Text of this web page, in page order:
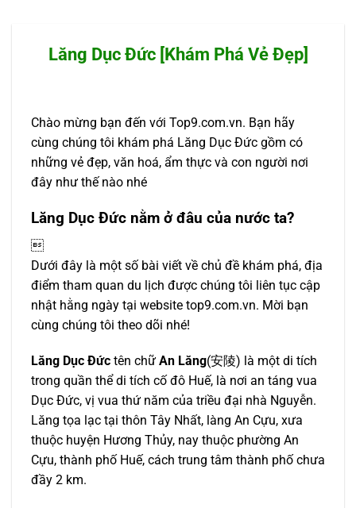
Lăng Dục Đức [Khám Phá Vẻ Đẹp]
Chào mừng bạn đến với Top9.com.vn. Bạn hãy
cùng chúng tôi khám phá Lăng Dục Đức gồm có
những vẻ đẹp, văn hoá, ẩm thực và con người nơi
đây như thế nào nhé
Lăng Dục Đức nằm ở đâu của nước ta?

Dưới đây là một số bài viết về chủ đề khám phá, địa
điểm tham quan du lịch được chúng tôi liên tục cập
nhật hằng ngày tại website top9.com.vn. Mời bạn
cùng chúng tôi theo dõi nhé!
Lăng Dục Ðức tên chữ An Lăng(安陵) là một di tích
trong quần thể di tích cố đô Huế, là nơi an táng vua
Dục Ðức, vị vua thứ năm của triều đại nhà Nguyễn.
Lăng tọa lạc tại thôn Tây Nhất, làng An Cựu, xưa
thuộc huyện Hương Thủy, nay thuộc phường An
Cựu, thành phố Huế, cách trung tâm thành phố chưa
đầy 2 km.